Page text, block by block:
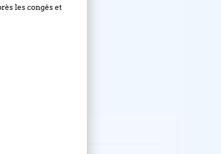
les congés et